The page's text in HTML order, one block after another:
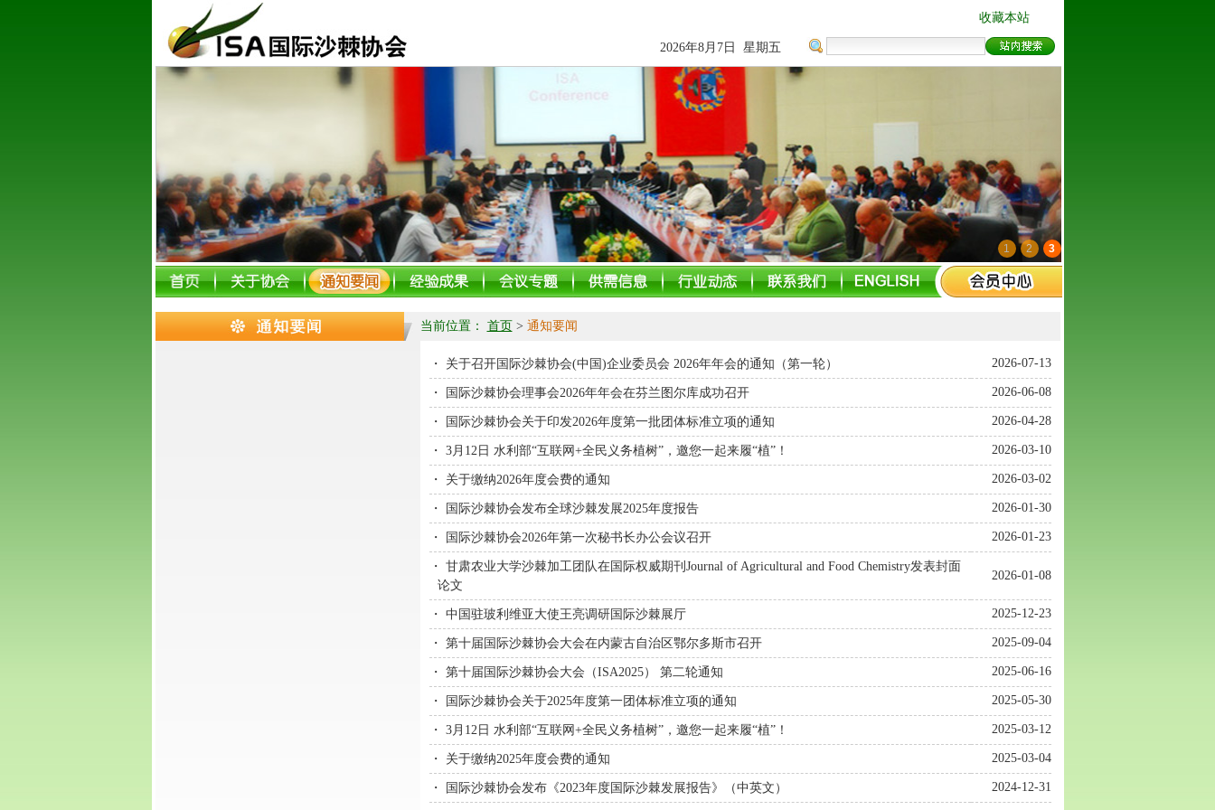
2026年8月7日 星期五
收藏本站
1 2 3
当前位置： 首页 > 通知要闻
・ 关于召开国际沙棘协会(中国)企业委员会 2026年年会的通知（第一轮） 2026-07-13
・ 国际沙棘协会理事会2026年年会在芬兰图尔库成功召开 2026-06-08
・ 国际沙棘协会关于印发2026年度第一批团体标准立项的通知 2026-04-28
・ 3月12日 水利部“互联网+全民义务植树”，邀您一起来履“植”！ 2026-03-10
・ 关于缴纳2026年度会费的通知 2026-03-02
・ 国际沙棘协会发布全球沙棘发展2025年度报告 2026-01-30
・ 国际沙棘协会2026年第一次秘书长办公会议召开 2026-01-23
・ 甘肃农业大学沙棘加工团队在国际权威期刊Journal of Agricultural and Food Chemistry发表封面
论文
2026-01-08
・ 中国驻玻利维亚大使王亮调研国际沙棘展厅 2025-12-23
・ 第十届国际沙棘协会大会在内蒙古自治区鄂尔多斯市召开 2025-09-04
・ 第十届国际沙棘协会大会（ISA2025） 第二轮通知 2025-06-16
・ 国际沙棘协会关于2025年度第一团体标准立项的通知 2025-05-30
・ 3月12日 水利部“互联网+全民义务植树”，邀您一起来履“植”！ 2025-03-12
・ 关于缴纳2025年度会费的通知 2025-03-04
・ 国际沙棘协会发布《2023年度国际沙棘发展报告》（中英文） 2024-12-31